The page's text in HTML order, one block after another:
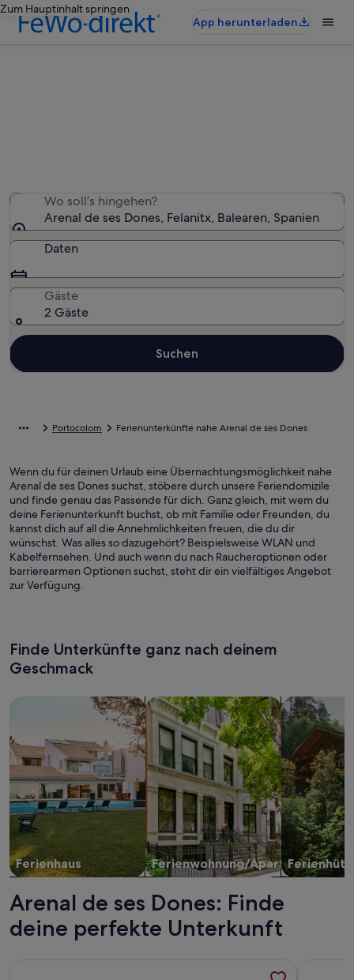
Zum Hauptinhalt springen
App herunterladen
Wo soll’s hingehen?
Arenal de ses Dones, Felanitx, Balearen, Spanien
Daten
Gäste
2 Gäste
Suchen
Portocolom Ferienunterkünfte nahe Arenal de ses Dones
Wenn du für deinen Urlaub eine Übernachtungsmöglichkeit nahe
Arenal de ses Dones suchst, stöbere durch unsere Feriendomizile
und finde genau das Passende für dich. Ganz gleich, mit wem du
deine Ferienunterkunft buchst, ob mit Familie oder Freunden, du
kannst dich auf all die Annehmlichkeiten freuen, die du dir
wünschst. Was alles so dazugehört? Beispielsweise WLAN und
Kabelfernsehen. Und auch wenn du nach Raucheroptionen oder
barrierearmen Optionen suchst, steht dir ein vielfältiges Angebot
zur Verfügung.
Finde Unterkünfte ganz nach deinem
Geschmack
Ferienhaus
Suche nach Ferienhäusern
Ferienwohnung/Apartment
Suche nach Ferienwohnungen oder
Suche nach
Arenal de ses Dones: Finde
deine perfekte Unterkunft
Weitere Infos zu Villa am Meer mit privatem Pool,